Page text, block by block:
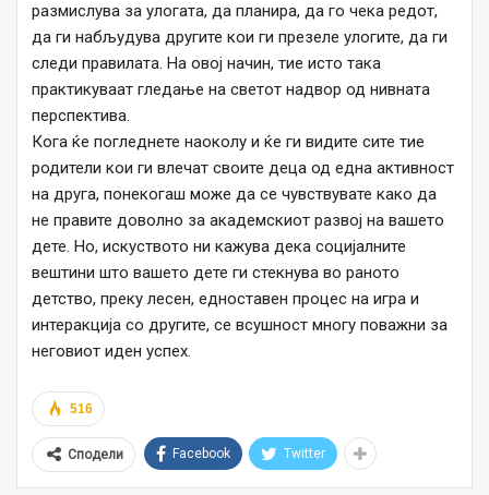
размислува за улогата, да планира, да го чека редот,
да ги набљудува другите кои ги презеле улогите, да ги
следи правилата. На овој начин, тие исто така
практикуваат гледање на светот надвор од нивната
перспектива.
Кога ќе погледнете наоколу и ќе ги видите сите тие
родители кои ги влечат своите деца од една активност
на друга, понекогаш може да се чувствувате како да
не правите доволно за академскиот развој на вашето
дете. Но, искуството ни кажува дека социјалните
вештини што вашето дете ги стекнува во раното
детство, преку лесен, едноставен процес на игра и
интеракција со другите, се всушност многу поважни за
неговиот иден успех.
516
Сподели Facebook Twitter